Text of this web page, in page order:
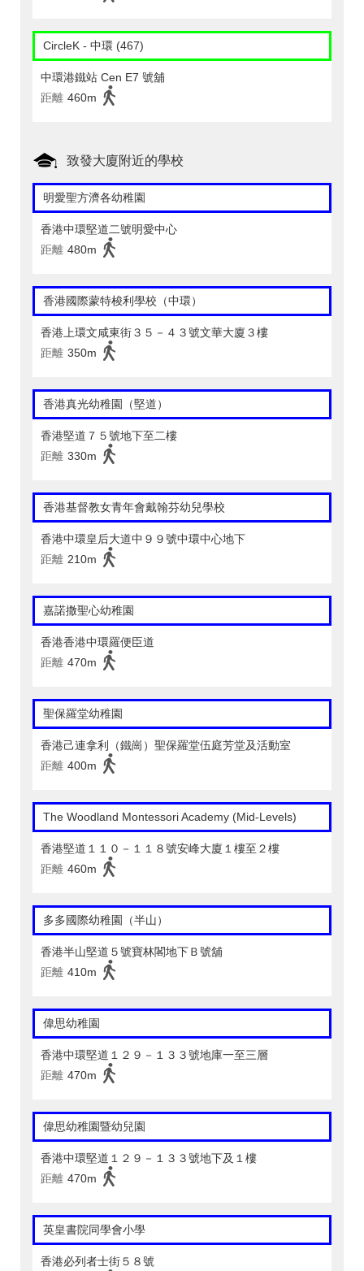
CircleK - 中環 (467)
中環港鐵站 Cen E7 號舖
距離 460m
致發大廈附近的學校
明愛聖方濟各幼稚園
香港中環堅道二號明愛中心
距離 480m
香港國際蒙特梭利學校（中環）
香港上環文咸東街３５－４３號文華大廈３樓
距離 350m
香港真光幼稚園（堅道）
香港堅道７５號地下至二樓
距離 330m
香港基督教女青年會戴翰芬幼兒學校
香港中環皇后大道中９９號中環中心地下
距離 210m
嘉諾撒聖心幼稚園
香港香港中環羅便臣道
距離 470m
聖保羅堂幼稚園
香港己連拿利（鐵崗）聖保羅堂伍庭芳堂及活動室
距離 400m
The Woodland Montessori Academy (Mid-Levels)
香港堅道１１０－１１８號安峰大廈１樓至２樓
距離 460m
多多國際幼稚園（半山）
香港半山堅道５號寶林閣地下Ｂ號舖
距離 410m
偉思幼稚園
香港中環堅道１２９－１３３號地庫一至三層
距離 470m
偉思幼稚園暨幼兒園
香港中環堅道１２９－１３３號地下及１樓
距離 470m
英皇書院同學會小學
香港必列者士街５８號